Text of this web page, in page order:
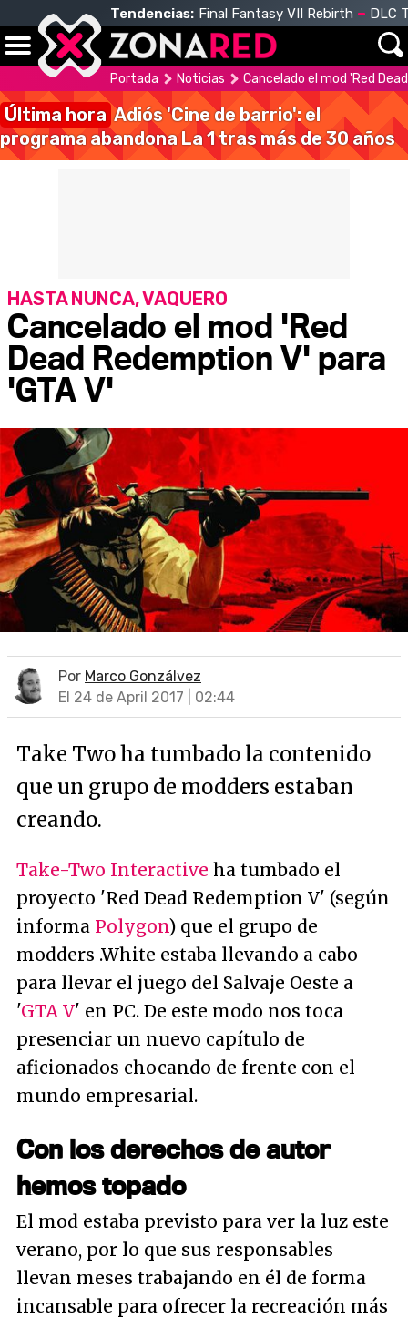
Tendencias: Final Fantasy VII Rebirth DLC
Portada Noticias Cancelado el mod 'Red
Última hora Adiós 'Cine de barrio': el
programa abandona La 1 tras más de 30 años
Cancelado el mod 'Red
Dead Redemption V' para
'GTA V'
HASTA NUNCA, VAQUERO
Por Marco Gonzálvez
El 24 de April 2017 | 02:44
Take Two ha tumbado la contenido
que un grupo de modders estaban
creando.
Take-Two Interactive ha tumbado el
proyecto 'Red Dead Redemption V' (según
informa Polygon) que el grupo de
modders .White estaba llevando a cabo
para llevar el juego del Salvaje Oeste a
'GTA V' en PC. De este modo nos toca
presenciar un nuevo capítulo de
aficionados chocando de frente con el
mundo empresarial.
Con los derechos de autor
hemos topado
El mod estaba previsto para ver la luz este
verano, por lo que sus responsables
llevan meses trabajando en él de forma
incansable para ofrecer la recreación más